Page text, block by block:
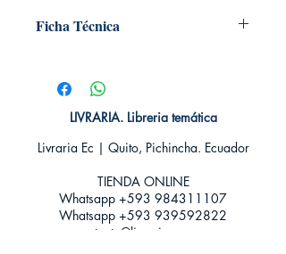
Ficha Técnica
Editorial: Nocturna ediciones
Idioma: Castellano
Encuadernación: Tapa blanda
Categoría: Novela juvenil
LIVRARIA. Libreria temática
Livraria Ec | Quito, Pichincha. Ecuador
TIENDA ONLINE​
Whatsapp +593 984311107
Whatsapp +593 939592822
contacto@livraria.com.ec